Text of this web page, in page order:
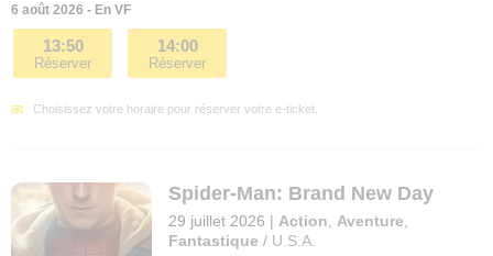
6 août 2026 - En VF
13:50
Réserver
14:00
Réserver
Choisissez votre horaire pour réserver votre e-ticket.
Spider-Man: Brand New Day
29 juillet 2026 | Action Aventure
Fantastique / U.S.A.